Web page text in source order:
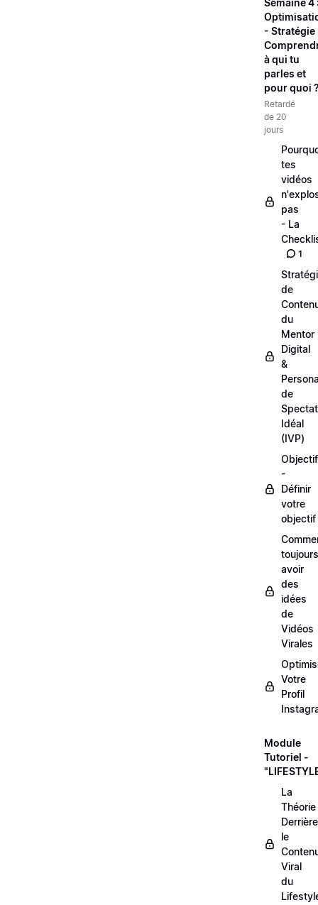
Semaine 4
- Stratégie
à qui tu
parles et
pour quoi
Retardé
de 20
jours
tes
vidéos
pas
- La
1
de
du
Mentor
Digital
&
de
Idéal
(IVP)
Objectif
-
Définir
votre
objectif
toujours
avoir
des
idées
de
Vidéos
Virales
Votre
Profil
Module
Tutoriel -
La
Théorie
Derrière
le
Viral
du